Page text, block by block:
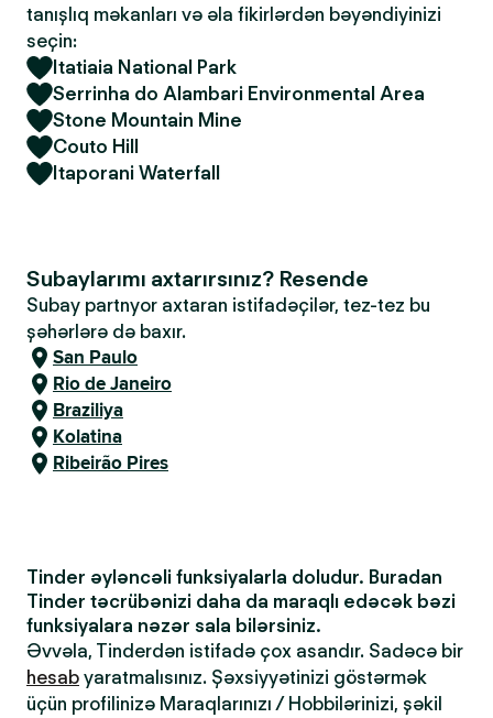
tanışlıq məkanları və əla fikirlərdən bəyəndiyinizi
seçin:
Itatiaia National Park
Serrinha do Alambari Environmental Area
Stone Mountain Mine
Couto Hill
Itaporani Waterfall
Subaylarımı axtarırsınız? Resende
Subay partnyor axtaran istifadəçilər, tez-tez bu
şəhərlərə də baxır.
San Paulo
Rio de Janeiro
Braziliya
Kolatina
Ribeirão Pires
Tinder əyləncəli funksiyalarla doludur. Buradan
Tinder təcrübənizi daha da maraqlı edəcək bəzi
funksiyalara nəzər sala bilərsiniz.
Əvvəla, Tinderdən istifadə çox asandır. Sadəcə bir
hesab yaratmalısınız. Şəxsiyyətinizi göstərmək
üçün profilinizə Maraqlarınızı / Hobbilərinizi, şəkil